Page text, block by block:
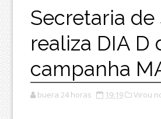
Secretaria de
realiza DIA D
campanha
buera 24 horas 19:19 Virou